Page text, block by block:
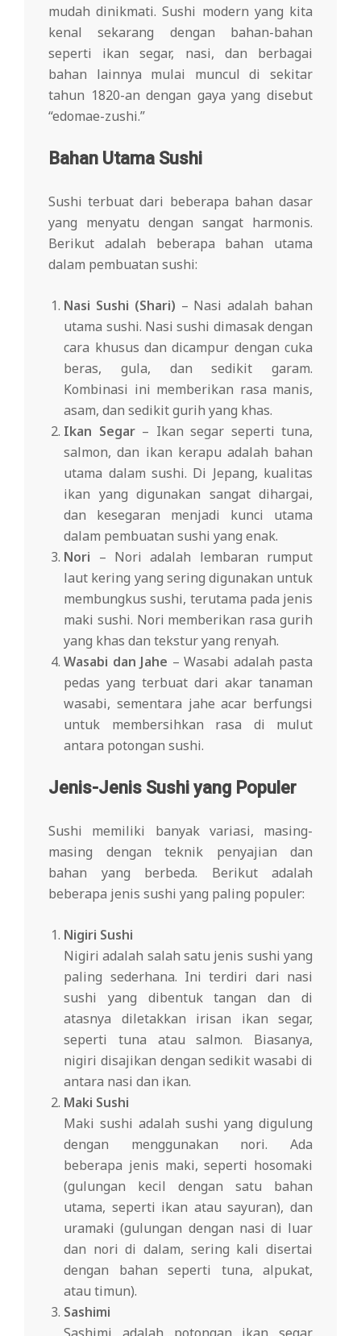
mudah dinikmati. Sushi modern yang kita
kenal sekarang dengan bahan-bahan
seperti ikan segar, nasi, dan berbagai
bahan lainnya mulai muncul di sekitar
tahun 1820-an dengan gaya yang disebut
“edomae-zushi.”
Bahan Utama Sushi
Sushi terbuat dari beberapa bahan dasar
yang menyatu dengan sangat harmonis.
Berikut adalah beberapa bahan utama
dalam pembuatan sushi:
Nasi Sushi (Shari) – Nasi adalah bahan
utama sushi. Nasi sushi dimasak dengan
cara khusus dan dicampur dengan cuka
beras, gula, dan sedikit garam.
Kombinasi ini memberikan rasa manis,
asam, dan sedikit gurih yang khas.
Ikan Segar– Ikan segar seperti tuna,
salmon, dan ikan kerapu adalah bahan
utama dalam sushi. Di Jepang, kualitas
ikan yang digunakan sangat dihargai,
dan kesegaran menjadi kunci utama
dalam pembuatan sushi yang enak.
Nori – Nori adalah lembaran rumput
laut kering yang sering digunakan untuk
membungkus sushi, terutama pada jenis
maki sushi. Nori memberikan rasa gurih
yang khas dan tekstur yang renyah.
Wasabi dan Jahe – Wasabi adalah pasta
pedas yang terbuat dari akar tanaman
wasabi, sementara jahe acar berfungsi
untuk membersihkan rasa di mulut
antara potongan sushi.
Jenis-Jenis Sushi yang Populer
Sushi memiliki banyak variasi, masing-
masing dengan teknik penyajian dan
bahan yang berbeda. Berikut adalah
beberapa jenis sushi yang paling populer:
Nigiri Sushi
Nigiri adalah salah satu jenis sushi yang
paling sederhana. Ini terdiri dari nasi
sushi yang dibentuk tangan dan di
atasnya diletakkan irisan ikan segar,
seperti tuna atau salmon. Biasanya,
nigiri disajikan dengan sedikit wasabi di
antara nasi dan ikan.
Maki Sushi
Maki sushi adalah sushi yang digulung
dengan menggunakan nori. Ada
beberapa jenis maki, seperti hosomaki
(gulungan kecil dengan satu bahan
utama, seperti ikan atau sayuran), dan
uramaki (gulungan dengan nasi di luar
dan nori di dalam, sering kali disertai
dengan bahan seperti tuna, alpukat,
atau timun).
Sashimi